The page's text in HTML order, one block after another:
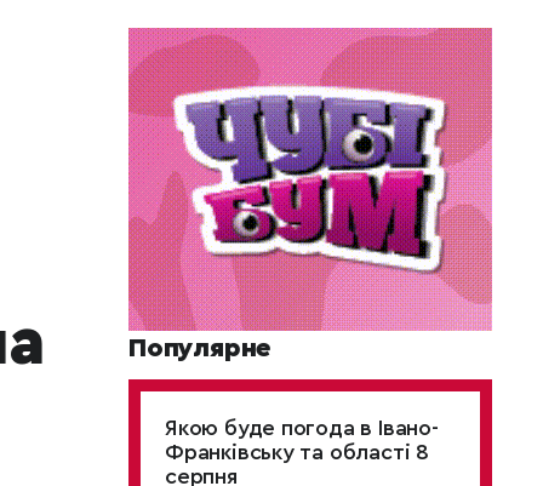
Популярне
Якою буде погода в Івано-
Франківську та області 8
серпня